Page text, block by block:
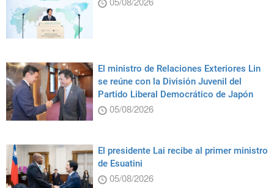
El ministro de Relaciones Exteriores Lin
se reúne con la División Juvenil del
Partido Liberal Democrático de Japón
05/08/2026
El presidente Lai recibe al primer ministro
de Esuatini
05/08/2026